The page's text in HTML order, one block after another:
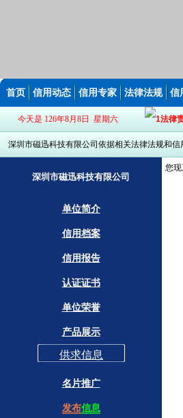
首页 信用动态 信用专家 法律法规 信
今天是 126年8月8日 星期六 法律
深圳市磁迅科技有限公司依据相关法律法规和信
深圳市磁迅科技有限公司
单位简介
信用档案
信用报告
认证证书
单位荣誉
产品展示
供求信息
名片推广
发布信息
您